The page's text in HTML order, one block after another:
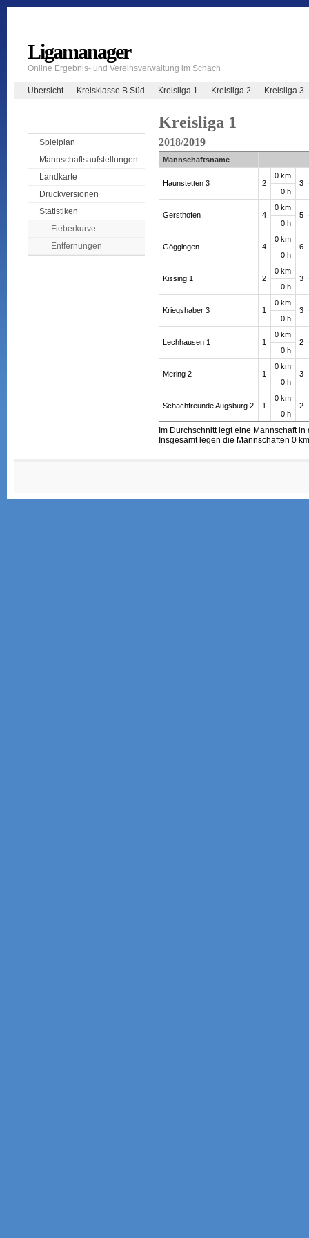
Ligamanager
Online Ergebnis- und Vereinsverwaltung im Schach
Übersicht Kreisklasse B Süd Kreisliga 1 Kreisliga 2 Kreisliga 3
Spielplan
Mannschaftsaufstellungen
Landkarte
Druckversionen
Statistiken
Fieberkurve
Entfernungen
Kreisliga 1
2018/2019
Mannschaftsname
Haunstetten 3 2
0 km
3
0 h
Gersthofen 4
0 km
5
0 h
Göggingen 4
0 km
6
0 h
Kissing 1 2
0 km
3
0 h
Kriegshaber 3 1
0 km
3
0 h
Lechhausen 1 1
0 km
2
0 h
Mering 2 1
0 km
3
0 h
Schachfreunde Augsburg 2 1
0 km
2
0 h
Im Durchschnitt legt eine Mannschaft
Insgesamt legen die Mannschaften 0